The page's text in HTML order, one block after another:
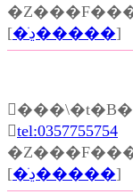
[
�ڍׂ�����]
tel:0357755754
[
�ڍׂ�����]